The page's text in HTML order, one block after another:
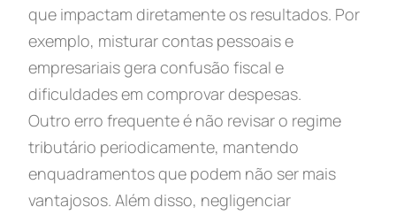
que impactam diretamente os resultados. Por
exemplo, misturar contas pessoais e
empresariais gera confusão fiscal e
dificuldades em comprovar despesas.
Outro erro frequente é não revisar o regime
tributário periodicamente, mantendo
enquadramentos que podem não ser mais
vantajosos. Além disso, negligenciar